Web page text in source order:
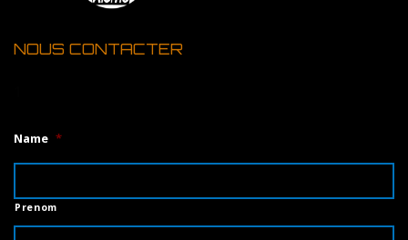
NOUS CONTACTER
Name *
Prenom